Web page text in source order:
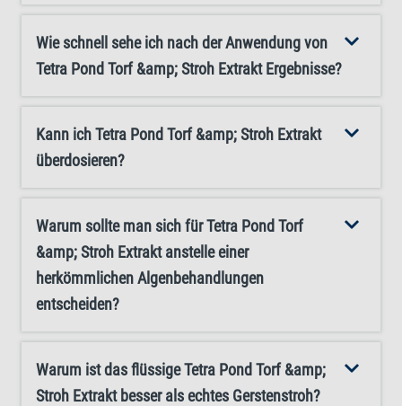
Wie schnell sehe ich nach der Anwendung von
Tetra Pond Torf &amp; Stroh Extrakt Ergebnisse?
Kann ich Tetra Pond Torf &amp; Stroh Extrakt
überdosieren?
Warum sollte man sich für Tetra Pond Torf
&amp; Stroh Extrakt anstelle einer
herkömmlichen Algenbehandlungen
entscheiden?
Warum ist das flüssige Tetra Pond Torf &amp;
Stroh Extrakt besser als echtes Gerstenstroh?